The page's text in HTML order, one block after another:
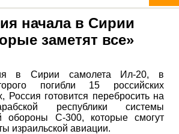
начала в Сирии
заметят все»
в Сирии самолета Ил-20, в
погибли 15 российских
Россия готовится перебросить на
республики системы
обороны С-300, которые смогут
израильской авиации.